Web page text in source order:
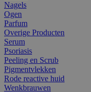
Nagels
Ogen
Parfum
Overige Producten
Serum
Psoriasis
Peeling en Scrub
Pigmentvlekken
Rode reactive huid
Wenkbrauwen